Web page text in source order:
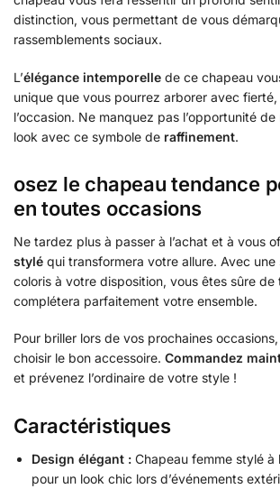
distinction, vous permettant de vous
rassemblements sociaux.
L’élégance intemporelle de ce chapeau
unique que vous pourrez arborer avec
l’occasion. Ne manquez pas l’opportunité
look avec ce symbole de raffinement.
osez le chapeau tendance
en toutes occasions
Ne tardez plus à passer à l’achat et à vous
stylé qui transformera votre allure. Avec
coloris à votre disposition, vous êtes sûre de
complétera parfaitement votre ensemble.
Pour briller lors de vos prochaines
choisir le bon accessoire. Commandez
et prévenez l’ordinaire de votre style !
Caractéristiques
Design élégant : Chapeau femme stylé
pour un look chic lors d’événements